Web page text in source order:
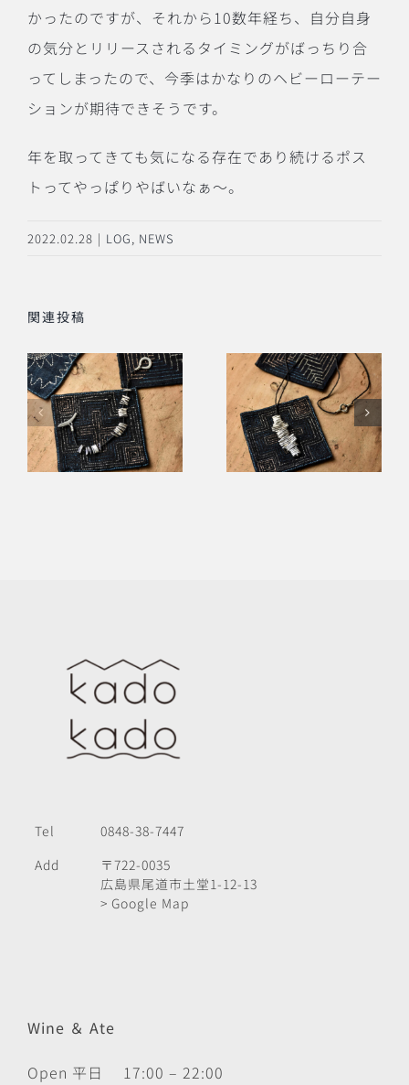
かったのですが、それから10数年経ち、自分自身
の気分とリリースされるタイミングがばっちり合
ってしまったので、今季はかなりのヘビーローテー
ションが期待できそうです。
年を取ってきても気になる存在であり続けるポス
トってやっぱりやばいなぁ〜。
2022.02.28 | LOG, NEWS
関連投稿
Tel
0848-38-7447
Add
〒722-0035
広島県尾道市土堂1-12-13
> Google Map
Wine ＆ Ate
Open 平日 17:00 – 22:00